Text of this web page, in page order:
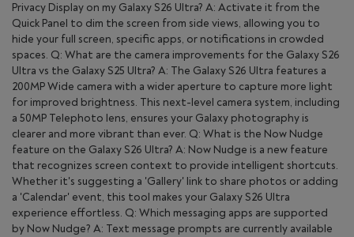
*Les résultats de la fonction Super Steady peuvent varier en fonction de la
méthode d'édition et/ou des conditions de prise de vue.
Haute résolution avec Ultra
200 MP
Avec un capteur photo Wide de 200 MP amélioré par
ProVisual Engine, le Galaxy S26 Ultra est conçu pour
capturer les détails les plus fins. Les données d’images
haute résolution sont analysées en temps réel afin de
préserver la netteté des textures et la clarté.
Faites la
perfection
alimenté
Privacy Display on my Galaxy S26 Ultra? A: Activate it from the
Quick Panel to dim the screen from side views, allowing you to
hide your full screen, specific apps, or notifications in crowded
spaces. Q: What are the camera improvements for the Galaxy S26
Ultra vs the Galaxy S25 Ultra? A: The Galaxy S26 Ultra features a
200MP Wide camera with a wider aperture to capture more light
for improved brightness. This next-level camera system, including
a 50MP Telephoto lens, ensures your Galaxy photography is
clearer and more vibrant than ever. Q: What is the Now Nudge
feature on the Galaxy S26 Ultra? A: Now Nudge is a new feature
that recognizes screen context to provide intelligent shortcuts.
Whether it's suggesting a 'Gallery' link to share photos or adding
a 'Calendar' event, this tool makes your Galaxy S26 Ultra
experience effortless. Q: Which messaging apps are supported
by Now Nudge? A: Text message prompts are currently available